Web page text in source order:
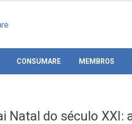
CONSUMARE MEMBROS
Natal do século XXI: